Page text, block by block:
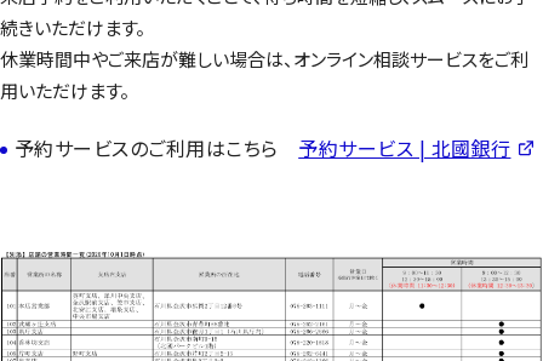
続きいただけます。
休業時間中やご来店が難しい場合は、オンライン相談サービスをご利
用いただけます。
予約サービスのご利用はこちら 予約サービス | 北國銀行